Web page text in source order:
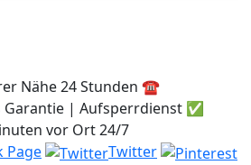
Nähe 24 Stunden ☎️
Garantie | Aufsperrdienst ✅
vor Ort 24/7
Page
Twitter